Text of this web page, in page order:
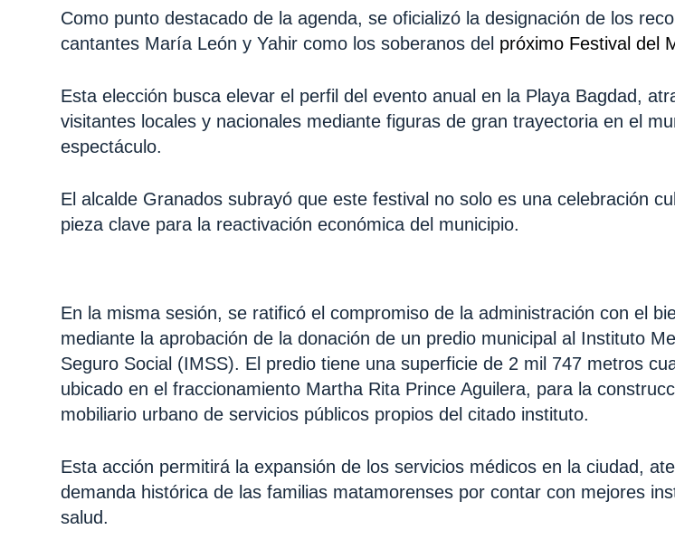
Como punto destacado de la agenda, se oficializó la designación de los
cantantes María León y Yahir como los soberanos del próximo Festival del
Esta elección busca elevar el perfil del evento anual en la Playa Bagdad,
visitantes locales y nacionales mediante figuras de gran trayectoria en el
espectáculo.
El alcalde Granados subrayó que este festival no solo es una celebración
pieza clave para la reactivación económica del municipio.
En la misma sesión, se ratificó el compromiso de la administración con el
mediante la aprobación de la donación de un predio municipal al Instituto
Seguro Social (IMSS). El predio tiene una superficie de 2 mil 747 metros
ubicado en el fraccionamiento Martha Rita Prince Aguilera, para la
mobiliario urbano de servicios públicos propios del citado instituto.
Esta acción permitirá la expansión de los servicios médicos en la ciudad,
demanda histórica de las familias matamorenses por contar con mejores
salud.